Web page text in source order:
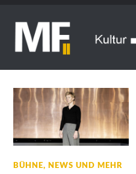
BÜHNE,NEWS UND MEHR